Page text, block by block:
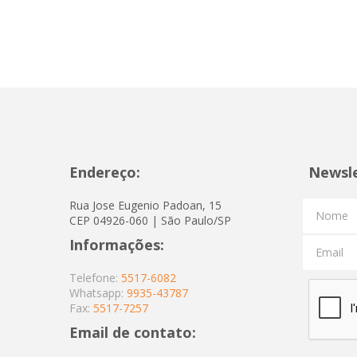
Endereço:
Rua Jose Eugenio Padoan, 15
CEP 04926-060 | São Paulo/SP
Informações:
Telefone: 5517-6082
Whatsapp: 9935-43787
Fax: 5517-7257
Email de contato:
Nome
Email